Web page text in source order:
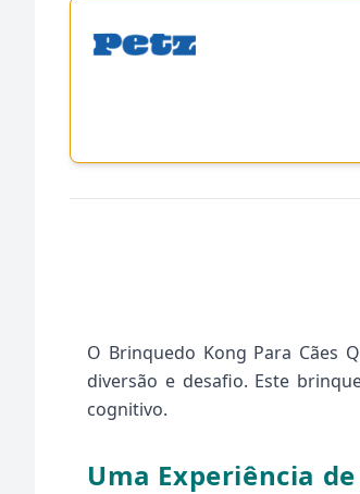
O Brinquedo Kong Para Cães
diversão e desafio. Este
cognitivo.
Uma Experiência